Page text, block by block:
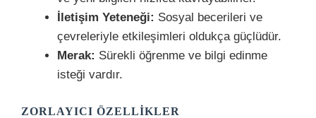
İletişim Yeteneği: Sosyal becerileri ve
çevreleriyle etkileşimleri oldukça güçlüdür.
Merak: Sürekli öğrenme ve bilgi edinme
isteği vardır.
ZORLAYICI ÖZELLIKLER